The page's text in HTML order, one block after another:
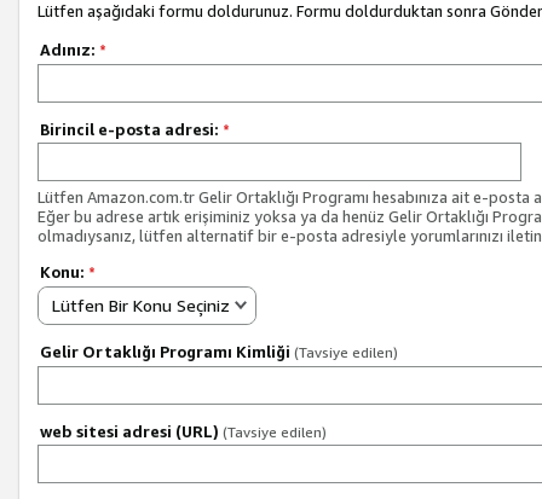
Lütfen aşağıdaki formu doldurunuz. Formu doldurduktan sonra Gönder
Adınız: *
Birincil e-posta adresi: *
Lütfen Amazon.com.tr Gelir Ortaklığı Programı hesabınıza ait e-posta
Eğer bu adrese artık erişiminiz yoksa ya da henüz Gelir Ortaklığı
olmadıysanız, lütfen alternatif bir e-posta adresiyle yorumlarınızı
Konu: *
Lütfen Bir Konu Seçiniz
Gelir Ortaklığı Programı Kimliği (Tavsiye edilen)
web sitesi adresi (URL) (Tavsiye edilen)